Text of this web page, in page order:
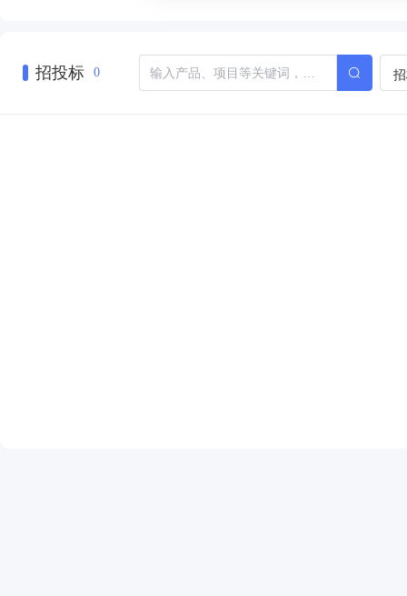
招投标 0